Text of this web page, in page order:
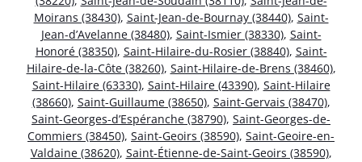
Moirans (38430), Saint-Jean-de-Bournay (38440), Saint-
Jean-d’Avelanne (38480), Saint-Ismier (38330), Saint-
Honoré (38350), Saint-Hilaire-du-Rosier (38840), Saint-
Hilaire-de-la-Côte (38260), Saint-Hilaire-de-Brens (38460),
Saint-Hilaire (63330), Saint-Hilaire (43390), Saint-Hilaire
(38660), Saint-Guillaume (38650), Saint-Gervais (38470),
Saint-Georges-d’Espéranche (38790), Saint-Georges-de-
Commiers (38450), Saint-Geoirs (38590), Saint-Geoire-en-
Valdaine (38620), Saint-Étienne-de-Saint-Geoirs (38590),